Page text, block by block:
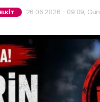
26.06.2026 - 09:09,